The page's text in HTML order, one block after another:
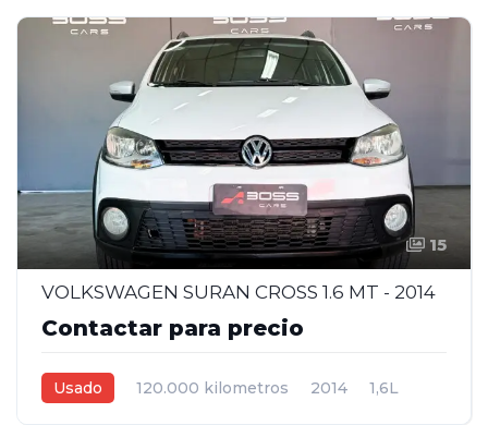
15
VOLKSWAGEN SURAN CROSS 1.6 MT - 2014
Contactar para precio
Usado 120.000 kilometros 2014
1,6L